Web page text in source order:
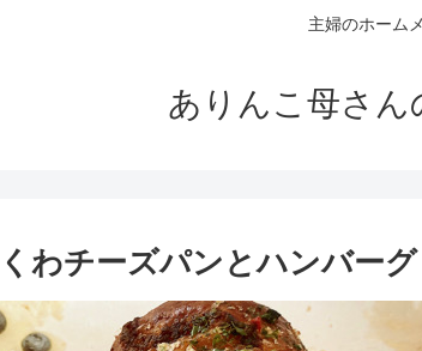
主婦のホーム
ありんこ母さん
わチーズパンとハンバーグ